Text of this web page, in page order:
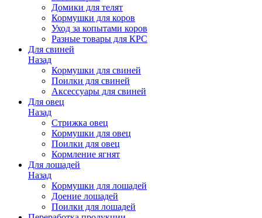
Домики для телят
Кормушки для коров
Уход за копытами коров
Разные товары для КРС
Для свиней
Назад
Кормушки для свиней
Поилки для свиней
Аксессуары для свиней
Для овец
Назад
Стрижка овец
Кормушки для овец
Поилки для овец
Кормление ягнят
Для лошадей
Назад
Кормушки для лошадей
Доение лошадей
Поилки для лошадей